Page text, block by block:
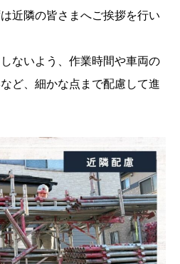
近隣の皆さまへご挨拶を行い
ないよう、作業時間や車両の
ど、細かな点まで配慮して進